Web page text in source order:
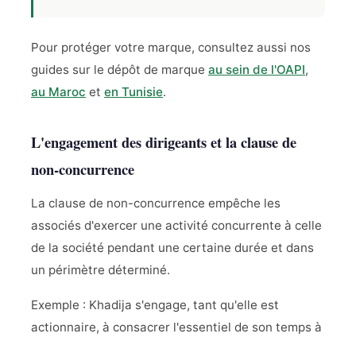
Pour protéger votre marque, consultez aussi nos
guides sur le dépôt de marque au sein de l'OAPI,
au Maroc et en Tunisie.
L'engagement des dirigeants et la clause de
non-concurrence
La clause de non-concurrence empêche les
associés d'exercer une activité concurrente à celle
de la société pendant une certaine durée et dans
un périmètre déterminé.
Exemple : Khadija s'engage, tant qu'elle est
actionnaire, à consacrer l'essentiel de son temps à